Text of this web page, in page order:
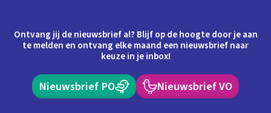
Ontvang jij de nieuwsbrief al? Blijf op de hoogte door je aan
te melden en ontvang elke maand een nieuwsbrief naar
keuze in je inbox!
Nieuwsbrief PO Nieuwsbrief VO